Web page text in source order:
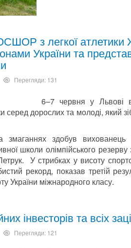
з легкої атлетики
України та
Перегляди: 131
6–7 червня у Львові
серед дорослих та молоді, який
здобув вихованець
школи олімпійського
У стрибках у висоту
рекорд, показав третій
України міжнародного класу.
інвесторів та всіх
Перегляди: 121